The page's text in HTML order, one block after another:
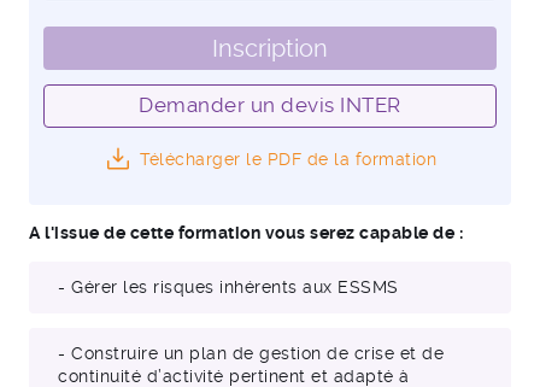
Inscription
Demander un devis INTER
Télécharger le PDF de la formation
A l'issue de cette formation vous serez capable de :
- Gérer les risques inhérents aux ESSMS
- Construire un plan de gestion de crise et de
continuité d’activité pertinent et adapté à